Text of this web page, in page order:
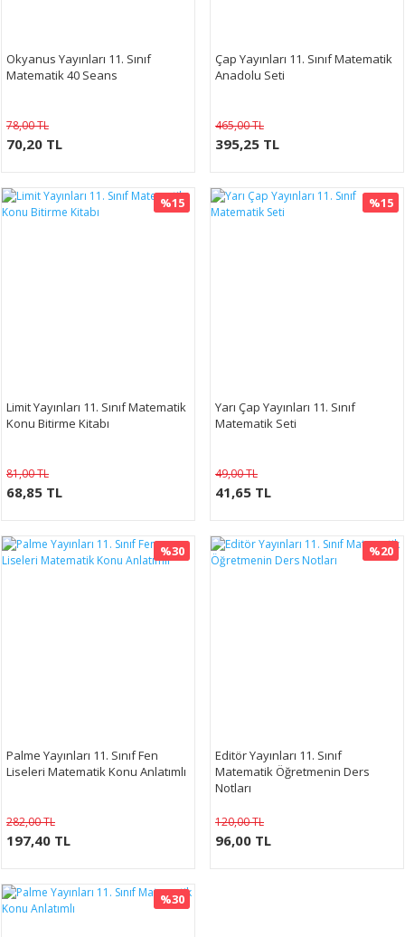
Okyanus Yayınları 11. Sınıf
Matematik 40 Seans
78,00 TL
70,20 TL
Çap Yayınları 11. Sınıf Matematik
Anadolu Seti
465,00 TL
395,25 TL
%15
Limit Yayınları 11. Sınıf Matematik
Konu Bitirme Kitabı
81,00 TL
68,85 TL
%15
Yarı Çap Yayınları 11. Sınıf
Matematik Seti
49,00 TL
41,65 TL
%30
Palme Yayınları 11. Sınıf Fen
Liseleri Matematik Konu Anlatımlı
282,00 TL
197,40 TL
%20
Editör Yayınları 11. Sınıf
Matematik Öğretmenin Ders
Notları
120,00 TL
96,00 TL
%30